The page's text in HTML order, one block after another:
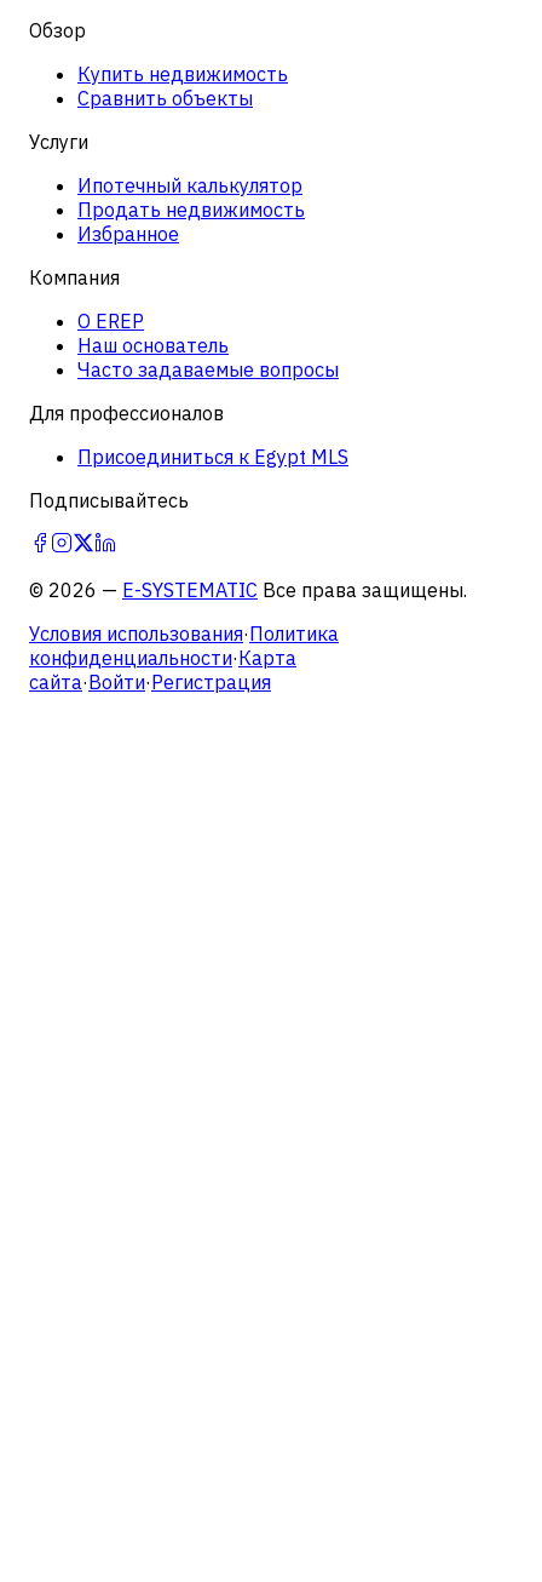
Обзор
Купить недвижимость
Сравнить объекты
Услуги
Ипотечный калькулятор
Продать недвижимость
Избранное
Компания
О EREP
Наш основатель
Часто задаваемые вопросы
Для профессионалов
Присоединиться к Egypt MLS
Подписывайтесь
© 2026 — E-SYSTEMATIC Все права защищены.
Условия использования·Политика
конфиденциальности·Карта
сайта·Войти·Регистрация